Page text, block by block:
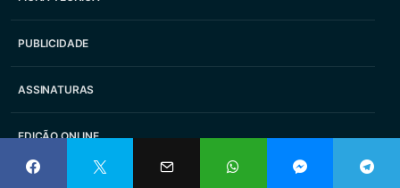
PUBLICIDADE
ASSINATURAS
EDIÇÃO ONLINE